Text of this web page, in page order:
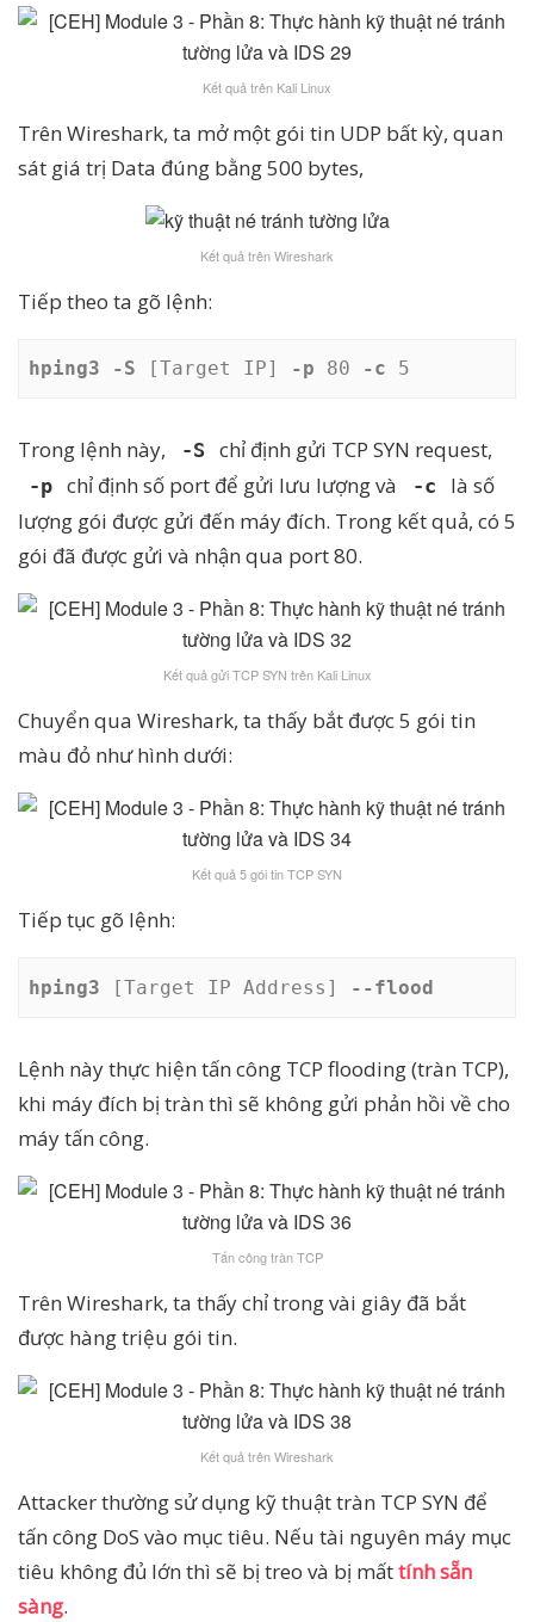
Kết quả trên Kali Linux
Trên Wireshark, ta mở một gói tin UDP bất kỳ, quan
sát giá trị Data đúng bằng 500 bytes,
Kết quả trên Wireshark
Tiếp theo ta gõ lệnh:
hping3 -S [Target IP] -p 80 -c 5
Trong lệnh này, -S chỉ định gửi TCP SYN request,
-p chỉ định số port để gửi lưu lượng và -c
là số
lượng gói được gửi đến máy đích. Trong kết quả, có 5
gói đã được gửi và nhận qua port 80.
Kết quả gửi TCP SYN trên Kali Linux
Chuyển qua Wireshark, ta thấy bắt được 5 gói tin
màu đỏ như hình dưới:
Kết quả 5 gói tin TCP SYN
Tiếp tục gõ lệnh:
hping3 [Target IP Address] --flood
Lệnh này thực hiện tấn công TCP flooding (tràn TCP),
khi máy đích bị tràn thì sẽ không gửi phản hồi về cho
máy tấn công.
Tấn công tràn TCP
Trên Wireshark, ta thấy chỉ trong vài giây đã bắt
được hàng triệu gói tin.
Kết quả trên Wireshark
Attacker thường sử dụng kỹ thuật tràn TCP SYN để
tấn công DoS vào mục tiêu. Nếu tài nguyên máy mục
tiêu không đủ lớn thì sẽ bị treo và bị mấttính sẵn
sàng.